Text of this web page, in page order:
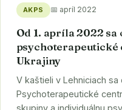
AKPS 📅 apríl 2022
Od 1. apríla 2022
psychoterapeutické
Ukrajiny
V kaštieli v Lehniciach sa
Psychoterapeutické
skupiny a individuálnu